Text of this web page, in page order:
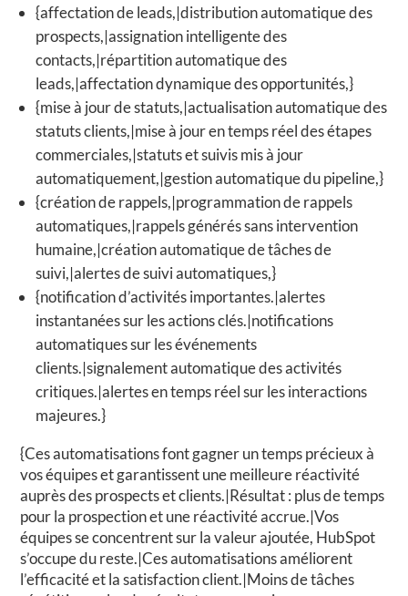
{affectation de leads,|distribution automatique des
prospects,|assignation intelligente des
contacts,|répartition automatique des
leads,|affectation dynamique des opportunités,}
{mise à jour de statuts,|actualisation automatique des
statuts clients,|mise à jour en temps réel des étapes
commerciales,|statuts et suivis mis à jour
automatiquement,|gestion automatique du pipeline,}
{création de rappels,|programmation de rappels
automatiques,|rappels générés sans intervention
humaine,|création automatique de tâches de
suivi,|alertes de suivi automatiques,}
{notification d’activités importantes.|alertes
instantanées sur les actions clés.|notifications
automatiques sur les événements
clients.|signalement automatique des activités
critiques.|alertes en temps réel sur les interactions
majeures.}
{Ces automatisations font gagner un temps précieux à
vos équipes et garantissent une meilleure réactivité
auprès des prospects et clients.|Résultat : plus de temps
pour la prospection et une réactivité accrue.|Vos
équipes se concentrent sur la valeur ajoutée, HubSpot
s’occupe du reste.|Ces automatisations améliorent
l’efficacité et la satisfaction client.|Moins de tâches